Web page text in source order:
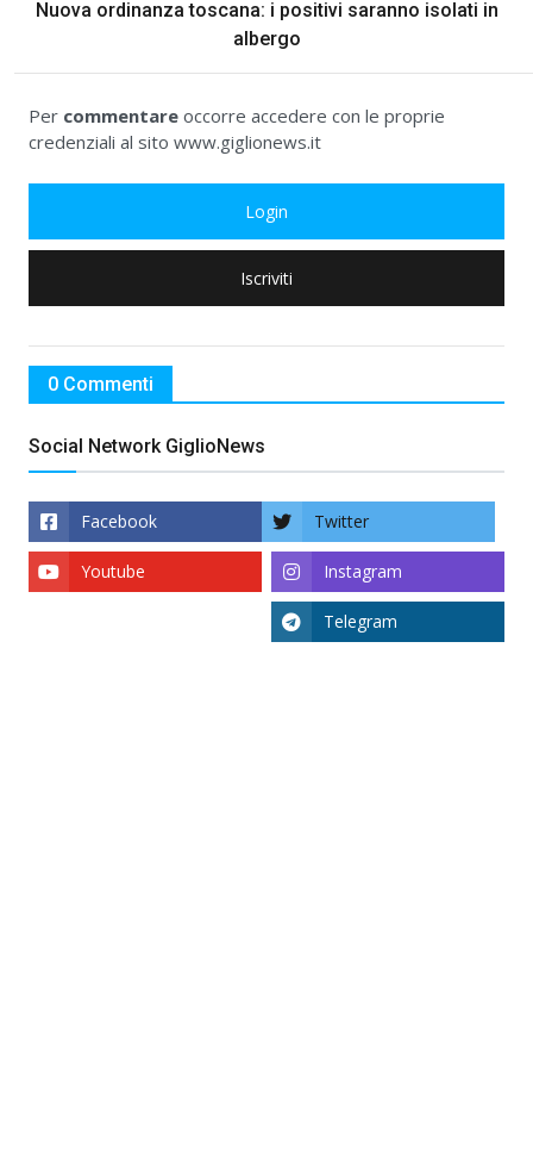
Nuova ordinanza toscana: i positivi saranno isolati in
albergo
Per commentare occorre accedere con le proprie
credenziali al sito www.giglionews.it
Login
Iscriviti
0 Commenti
Social Network GiglioNews
Facebook Twitter
Instagram
Youtube
Telegram